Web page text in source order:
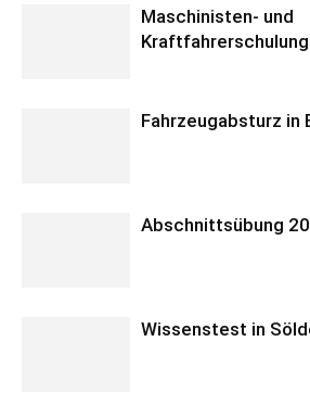
Maschinisten- und
Fahrzeugabsturz in
Abschnittsübung
Wissenstest in